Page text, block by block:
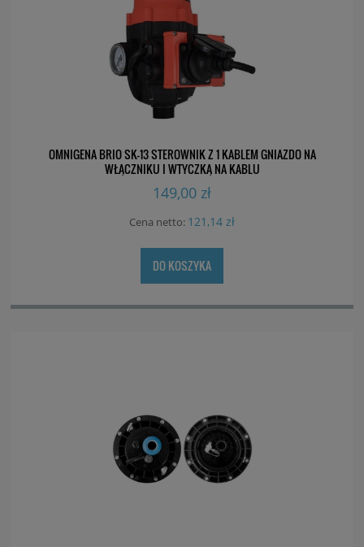
OMNIGENA BRIO SK-13 STEROWNIK Z 1 KABLEM GNIAZDO NA
WŁĄCZNIKU I WTYCZKĄ NA KABLU
149,00 zł
Cena netto: 121,14 zł
DO KOSZYKA